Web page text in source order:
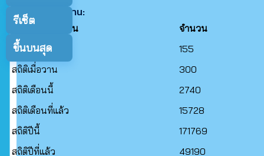
รีเซ็ต
ขึ้นบนสุด
สถิติการเข้าใช้งาน:
สถิติการเข้าใช้งาน
จำนวน
สถิติวันนี้
155
สถิติเมื่อวาน
300
สถิติเดือนนี้
2740
สถิติเดือนที่แล้ว
15728
สถิติปีนี้
171769
สถิติปีที่แล้ว
49190